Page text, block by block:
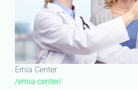
Ernia Center
/ernia-center/